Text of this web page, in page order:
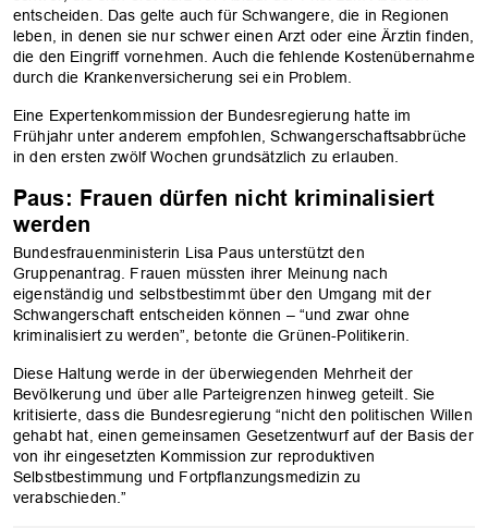
entscheiden. Das gelte auch für Schwangere, die in Regionen
leben, in denen sie nur schwer einen Arzt oder eine Ärztin finden,
die den Eingriff vornehmen. Auch die fehlende Kostenübernahme
durch die Krankenversicherung sei ein Problem.
Eine Expertenkommission der Bundesregierung hatte im
Frühjahr unter anderem empfohlen, Schwangerschaftsabbrüche
in den ersten zwölf Wochen grundsätzlich zu erlauben.
Paus: Frauen dürfen nicht kriminalisiert
werden
Bundesfrauenministerin Lisa Paus unterstützt den
Gruppenantrag. Frauen müssten ihrer Meinung nach
eigenständig und selbstbestimmt über den Umgang mit der
Schwangerschaft entscheiden können – “und zwar ohne
kriminalisiert zu werden”, betonte die Grünen-Politikerin.
Diese Haltung werde in der überwiegenden Mehrheit der
Bevölkerung und über alle Parteigrenzen hinweg geteilt. Sie
kritisierte, dass die Bundesregierung “nicht den politischen Willen
gehabt hat, einen gemeinsamen Gesetzentwurf auf der Basis der
von ihr eingesetzten Kommission zur reproduktiven
Selbstbestimmung und Fortpflanzungsmedizin zu
verabschieden.”